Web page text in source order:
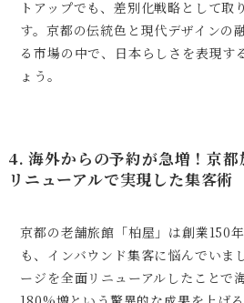
トアップでも、差別化戦略として取
す。京都の伝統色と現代デザインの
る市場の中で、日本らしさを表現す
ょう。
4. 海外からの予約が急増！京
リニューアルで実現した集客術
京都の老舗旅館「柏屋」は創業150
も、インバウンド集客に悩んでいま
ージを全面リニューアルしたことで